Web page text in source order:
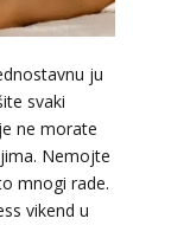
ju
svaki
ne morate
Nemojte
mnogi rade.
vikend u
poruke